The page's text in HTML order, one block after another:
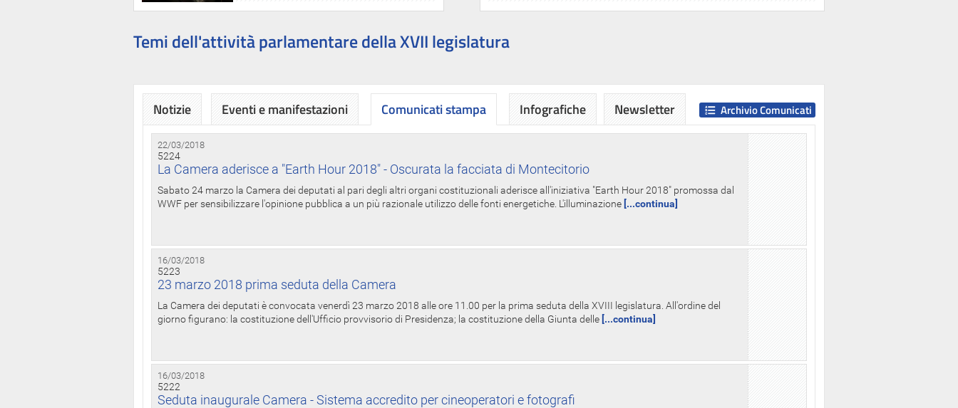
Temi dell'attività parlamentare della XVII legislatura
Notizie Eventi e manifestazioni Comunicati stampa
22/03/2018
5224
La Camera aderisce a "Earth Hour 2018" - Oscurata la facciata di Montecitorio
Sabato 24 marzo la Camera dei deputati al pari degli altri organi costituzionali aderisce all'iniziativa "Earth Hour 2018" promossa dal
WWF per sensibilizzare l'opinione pubblica a un più razionale utilizzo delle fonti energetiche. L'illuminazione [...continua]
16/03/2018
5223
23 marzo 2018 prima seduta della Camera
La Camera dei deputati è convocata venerdì 23 marzo 2018 alle ore 11.00 per la prima seduta della XVIII legislatura. All'ordine del
giorno figurano: la costituzione dell'Ufficio provvisorio di Presidenza; la costituzione della Giunta delle [...continua]
16/03/2018
5222
Seduta inaugurale Camera - Sistema accredito per cineoperatori e fotografi
Archivio Comunicati
Infografiche Newsletter